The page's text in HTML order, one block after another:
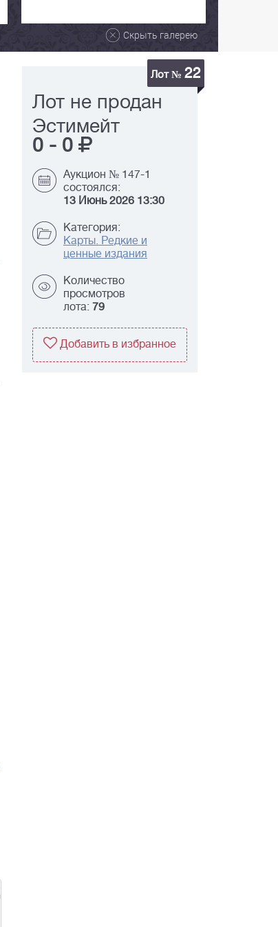
Скрыть галерею
Лот № 22
Лот не продан
Эстимейт
0 - 0
Аукцион № 147-1
состоялся:
13 Июнь 2026 13:30
Категория:
Карты. Редкие и
ценные издания
Количество
просмотров
лота: 79
Добавить в избранное